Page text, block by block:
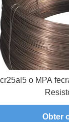
o MPA
Obter